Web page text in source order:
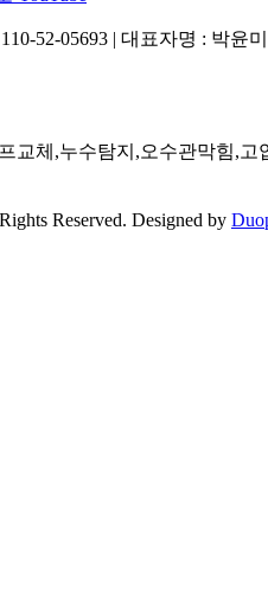
52-05693 | 대표자명 : 박윤
교체,누수탐지,오수관막힘,고
Reserved. Designed by